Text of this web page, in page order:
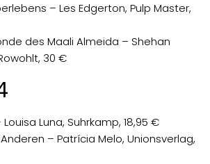
– Les Edgerton, Pulp Master,
des Maali Almeida – Shehan
30 €
Luna, Suhrkamp, 18,95 €
– Patrícia Melo, Unionsverlag,